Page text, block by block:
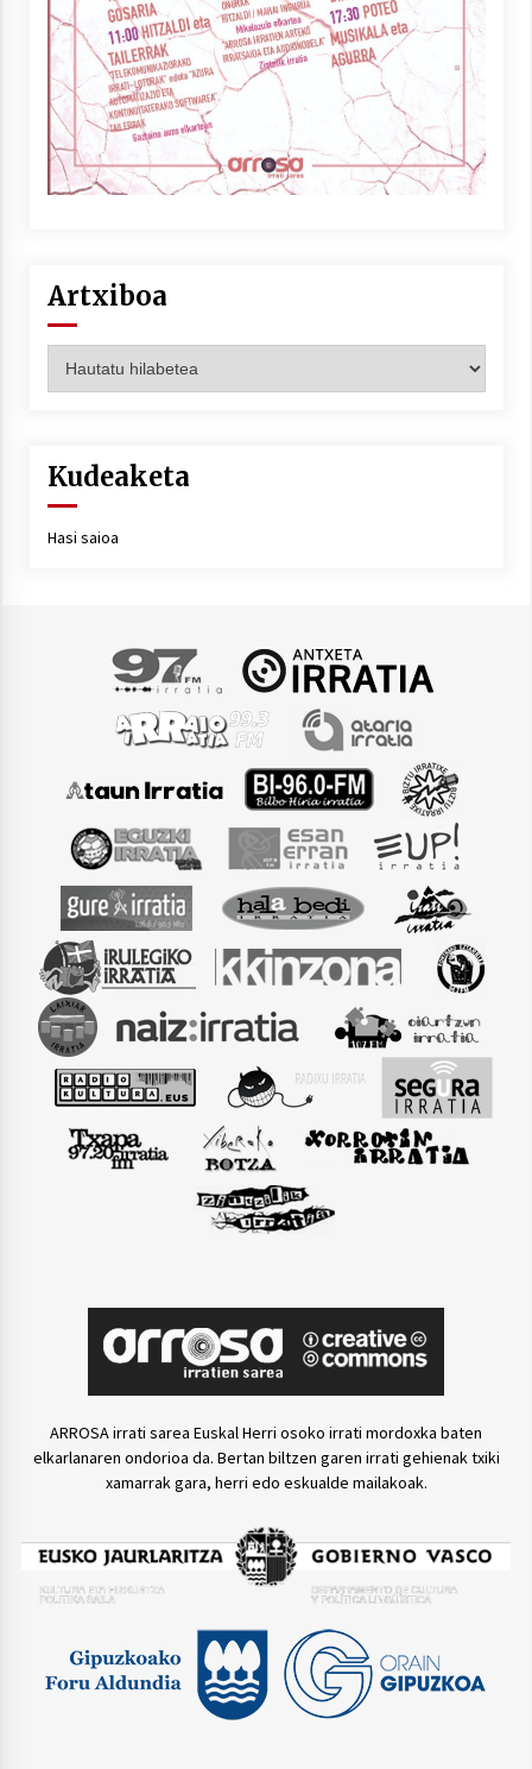
Artxiboa
Kudeaketa
Hasi saioa
ARROSA irrati sarea Euskal Herri osoko irrati mordoxka baten
elkarlanaren ondorioa da. Bertan biltzen garen irrati gehienak txiki
xamarrak gara, herri edo eskualde mailakoak.